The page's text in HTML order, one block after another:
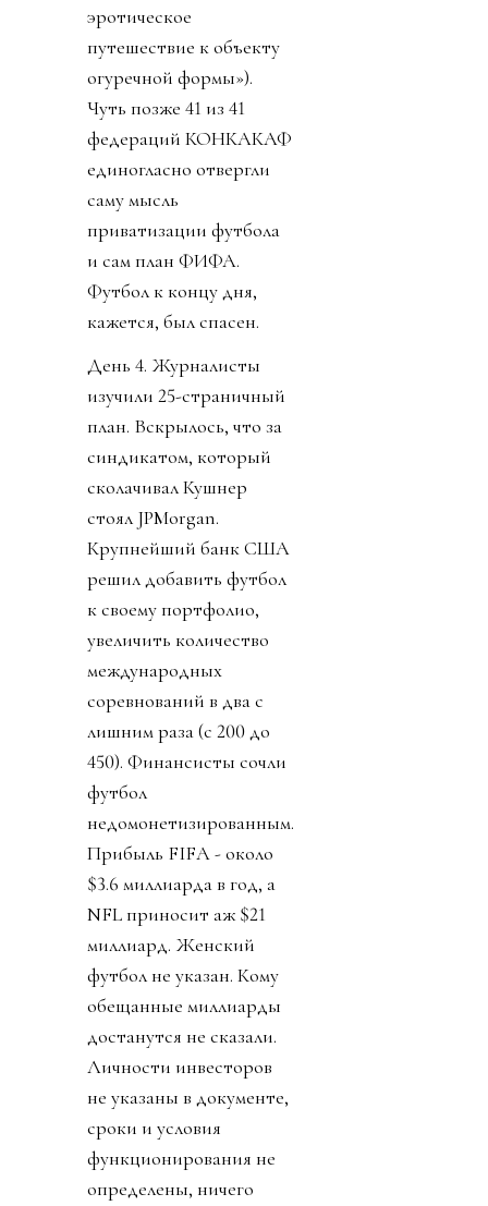
эротическое
путешествие к объекту
огуречной формы»).
Чуть позже 41 из 41
федераций КОНКАКАФ
единогласно отвергли
саму мысль
приватизации футбола
и сам план ФИФА.
Футбол к концу дня,
кажется, был спасен.
День 4. Журналисты
изучили 25-страничный
план. Вскрылось, что за
синдикатом, который
сколачивал Кушнер
стоял JPMorgan.
Крупнейший банк США
решил добавить футбол
к своему портфолио,
увеличить количество
международных
соревнований в два с
лишним раза (с 200 до
450). Финансисты сочли
футбол
недомонетизированным.
Прибыль FIFA - около
$3.6 миллиарда в год, а
NFL приносит аж $21
миллиард. Женский
футбол не указан. Кому
обещанные миллиарды
достанутся не сказали.
Личности инвесторов
не указаны в документе,
сроки и условия
функционирования не
определены, ничего